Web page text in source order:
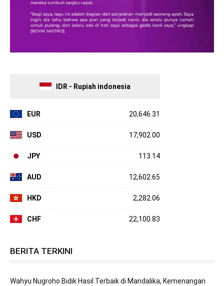
IDR - Rupiah indonesia
EUR 20,646.31
USD 17,902.00
JPY 113.14
AUD 12,602.65
HKD 2,282.06
CHF 22,100.83
BERITA TERKINI
Wahyu Nugroho Bidik Hasil Terbaik di Mandalika, Kemenangan